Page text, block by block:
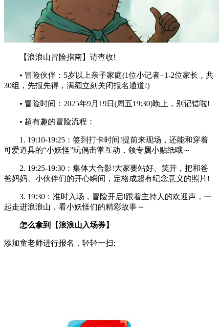
【浪浪山冒险指南】请查收!
• 冒险伙伴：5岁以上亲子家庭(1位小记者+1-2位家长，共
30组，先报先得，满额立刻关闭报名通道!)
• 冒险时间：2025年9月19日(周五19:30)晚上，别记错啦!
• 超有趣的冒险流程：
1. 19:10-19:25：签到打卡时间!提前来现场，还能和穿着
可爱道具的“小妖怪”玩偶击掌互动，领专属小贴纸哦～
2. 19:25-19:30：集体大合影!大家要站好、笑开，把和爸
爸妈妈、小伙伴们的开心瞬间，定格成超有纪念意义的照片!
3. 19:30：准时入场，冒险开启!跟着主持人的欢迎声，一
起走进浪浪山，看小妖怪们的精彩故事～
怎么拿到【浪浪山入场券】
添加童老师进行报名，轻轻一扫;